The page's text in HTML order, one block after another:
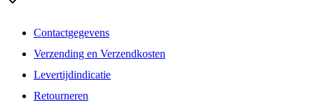
Contactgegevens
Verzending en Verzendkosten
Levertijdindicatie
Retourneren